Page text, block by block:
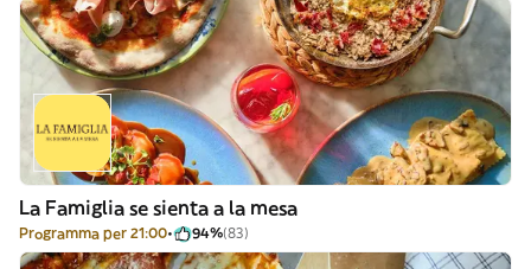
La Famiglia se sienta a la mesa
Programma per 21:00 94%(83)